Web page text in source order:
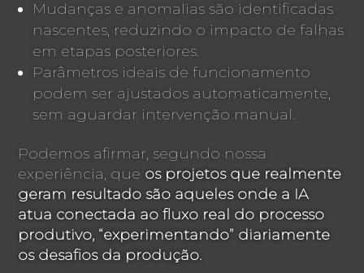
Mudanças e anomalias são identificadas
nascentes, reduzindo o impacto de falhas
em etapas posteriores.
Parâmetros ideais de funcionamento
podem ser ajustados automaticamente,
sem aguardar intervenção manual.
Podemos afirmar, segundo nossa
experiência, que os projetos que realmente
geram resultado são aqueles onde a IA
atua conectada ao fluxo real do processo
produtivo, “experimentando” diariamente
os desafios da produção.